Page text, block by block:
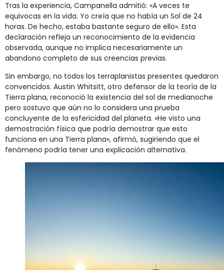
Tras la experiencia, Campanella admitió: «A veces te
equivocas en la vida. Yo creía que no había un Sol de 24
horas. De hecho, estaba bastante seguro de ello». Esta
declaración refleja un reconocimiento de la evidencia
observada, aunque no implica necesariamente un
abandono completo de sus creencias previas.
Sin embargo, no todos los terraplanistas presentes quedaron
convencidos. Austin Whitsitt, otro defensor de la teoría de la
Tierra plana, reconoció la existencia del sol de medianoche
pero sostuvo que aún no lo considera una prueba
concluyente de la esfericidad del planeta. «He visto una
demostración física que podría demostrar que esto
funciona en una Tierra plana», afirmó, sugiriendo que el
fenómeno podría tener una explicación alternativa.